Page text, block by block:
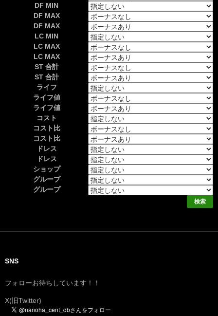
DF MIN
DF MAX
DF MAX
LC MIN
LC MAX
LC MAX
ST 合計
ST 合計
ライフ
ライフ値
ライフ値
コスト
コスト比
コスト比
ドレス
ドレス
ショップ
グループ
グループ
SNS
フォローお待ちしています！！
X(旧Twitter)